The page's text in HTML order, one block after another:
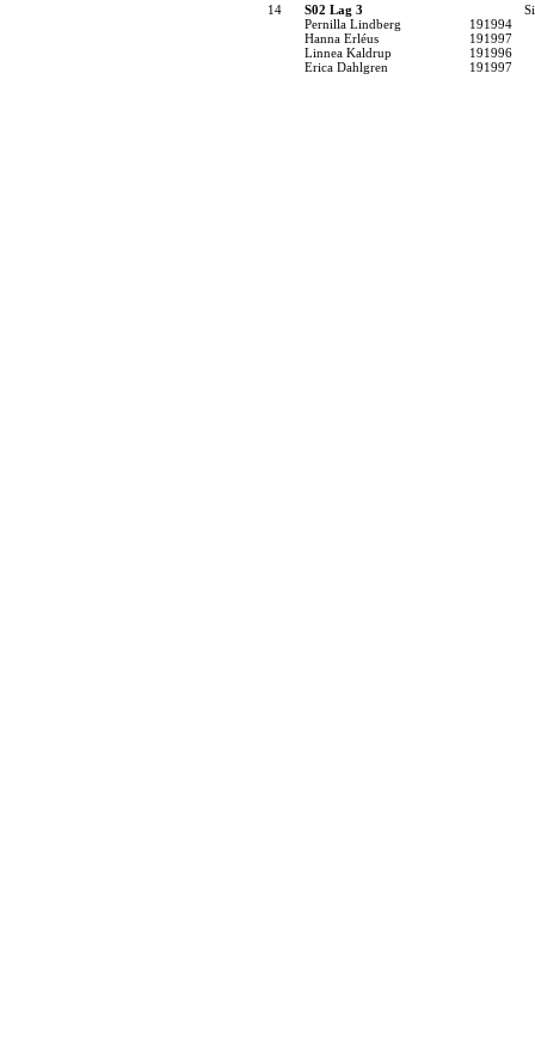
14
S02 Lag 3
Pernilla Lindberg
191994
Hanna Erléus
191997
Linnea Kaldrup
191996
Erica Dahlgren
191997